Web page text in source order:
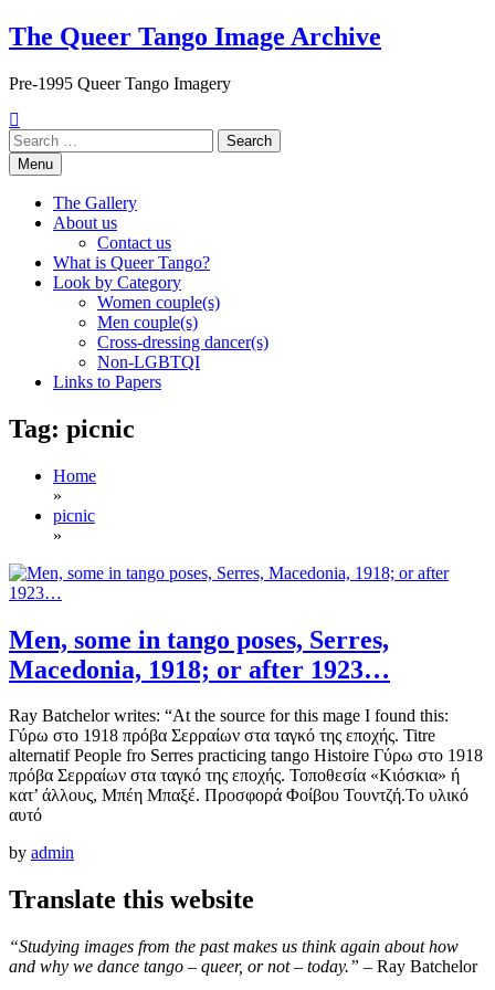
Skip
to
The Queer Tango Image Archive
Pre-1995 Queer Tango Imagery
Search
for:Menu
The Gallery
About us
Contact us
What is Queer Tango?
Look by Category
Women couple(s)
Men couple(s)
Cross-dressing dancer(s)
Non-LGBTQI
Links to Papers
Tag: picnic
Home
»
picnic
»
Men, some in tango poses, Serres,
Macedonia, 1918; or after 1923…
Ray Batchelor writes: “At the source for this mage I found this:
Γύρω στο 1918 πρόβα Σερραίων στα ταγκό της εποχής. Titre
alternatif People fro Serres practicing tango Histoire Γύρω στο 1918
πρόβα Σερραίων στα ταγκό της εποχής. Τοποθεσία «Κιόσκια» ή
κατ’ άλλους, Μπέη Μπαξέ. Προσφορά Φοίβου Τουντζή.Το υλικό
αυτό
by admin
Translate this website
“Studying images from the past makes us think again about how
and why we dance tango – queer, or not – today.” – Ray Batchelor